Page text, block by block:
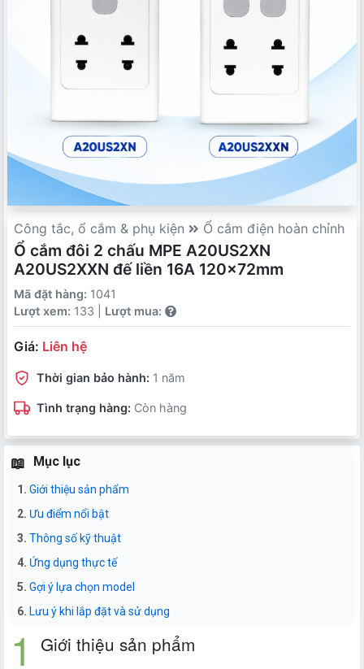
Công tắc, ổ cắm & phụ kiện Ổ cắm điện hoàn chỉnh
Ổ cắm đôi 2 chấu MPE A20US2XN
A20US2XXN đế liền 16A 120x72mm
Mã đặt hàng: 1041
Lượt xem: 133 | Lượt mua:
Giá: Liên hệ
Thời gian bảo hành: 1 năm
Tình trạng hàng: Còn hàng
Mục lục
Giới thiệu sản phẩm
Ưu điểm nổi bật
Thông số kỹ thuật
Ứng dụng thực tế
Gợi ý lựa chọn model
Lưu ý khi lắp đặt và sử dụng
Giới thiệu sản phẩm